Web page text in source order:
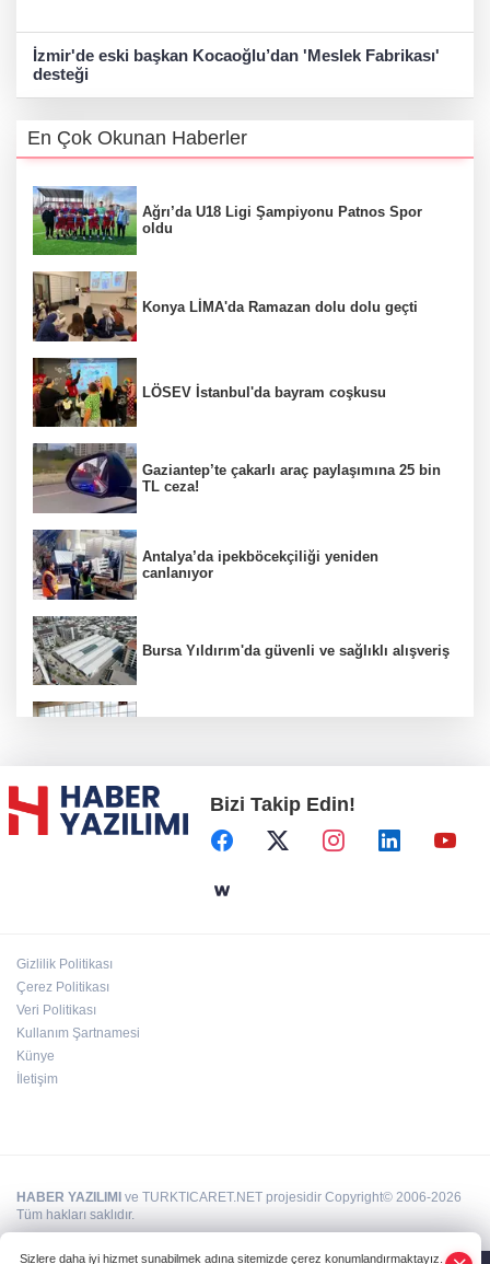
İzmir'de eski başkan Kocaoğlu’dan 'Meslek Fabrikası'
desteği
En Çok Okunan Haberler
Ağrı’da U18 Ligi Şampiyonu Patnos Spor
oldu
Konya LİMA'da Ramazan dolu dolu geçti
LÖSEV İstanbul'da bayram coşkusu
Gaziantep’te çakarlı araç paylaşımına 25 bin
TL ceza!
Antalya’da ipekböcekçiliği yeniden
canlanıyor
Bursa Yıldırım'da güvenli ve sağlıklı alışveriş
Başkent'in göletlerinde temizlik ve bakım
sürüyor
Bizi Takip Edin!
Gizlilik Politikası
Çerez Politikası
Veri Politikası
Kullanım Şartnamesi
Künye
İletişim
HABER YAZILIMI ve TURKTICARET.NET projesidir Copyright© 2006-2026
Tüm hakları saklıdır.
Sizlere daha iyi hizmet sunabilmek adına sitemizde çerez konumlandırmaktayız.